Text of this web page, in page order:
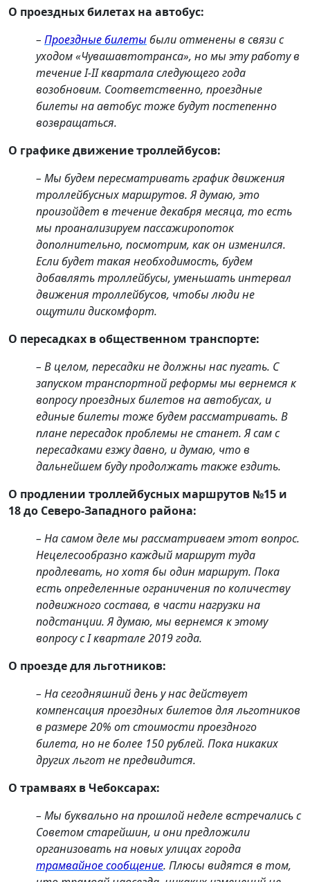
О проездных билетах на автобус:
– Проездные билеты были отменены в связи с
уходом «Чувашавтотранса», но мы эту работу в
течение I-II квартала следующего года
возобновим. Соответственно, проездные
билеты на автобус тоже будут постепенно
возвращаться.
О графике движение троллейбусов:
– Мы будем пересматривать график движения
троллейбусных маршрутов. Я думаю, это
произойдет в течение декабря месяца, то есть
мы проанализируем пассажиропоток
дополнительно, посмотрим, как он изменился.
Если будет такая необходимость, будем
добавлять троллейбусы, уменьшать интервал
движения троллейбусов, чтобы люди не
ощутили дискомфорт.
О пересадках в общественном транспорте:
– В целом, пересадки не должны нас пугать. С
запуском транспортной реформы мы вернемся к
вопросу проездных билетов на автобусах, и
единые билеты тоже будем рассматривать. В
плане пересадок проблемы не станет. Я сам с
пересадками езжу давно, и думаю, что в
дальнейшем буду продолжать также ездить.
О продлении троллейбусных маршрутов №15 и
18 до Северо-Западного района:
– На самом деле мы рассматриваем этот вопрос.
Нецелесообразно каждый маршрут туда
продлевать, но хотя бы один маршрут. Пока
есть определенные ограничения по количеству
подвижного состава, в части нагрузки на
подстанции. Я думаю, мы вернемся к этому
вопросу с I квартале 2019 года.
О проезде для льготников:
– На сегодняшний день у нас действует
компенсация проездных билетов для льготников
в размере 20% от стоимости проездного
билета, но не более 150 рублей. Пока никаких
других льгот не предвидится.
О трамваях в Чебоксарах:
– Мы буквально на прошлой неделе встречались с
Советом старейшин, и они предложили
организовать на новых улицах города
трамвайное сообщение. Плюсы видятся в том,